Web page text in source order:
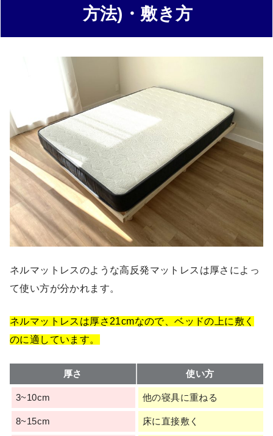
方法)・敷き方
ネルマットレスのような高反発マットレスは厚さによっ
て使い方が分かれます。
ネルマットレスは厚さ21cmなので、ベッドの上に敷く
のに適しています。
厚さ 使い方
3~10cm 他の寝具に重ねる
8~15cm 床に直接敷く